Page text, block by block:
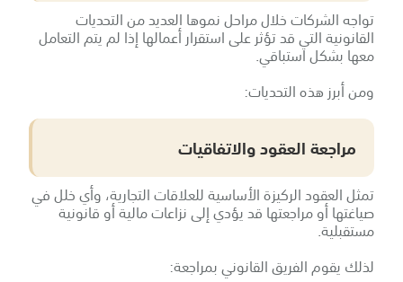
تواجه الشركات خلال مراحل نموها العديد من التحديات
القانونية التي قد تؤثر على استقرار أعمالها إذا لم يتم التعامل
معها بشكل استباقي.
ومن أبرز هذه التحديات:
مراجعة العقود والاتفاقيات
تمثل العقود الركيزة الأساسية للعلاقات التجارية، وأي خلل في
صياغتها أو مراجعتها قد يؤدي إلى نزاعات مالية أو قانونية
مستقبلية.
لذلك يقوم الفريق القانوني بمراجعة: